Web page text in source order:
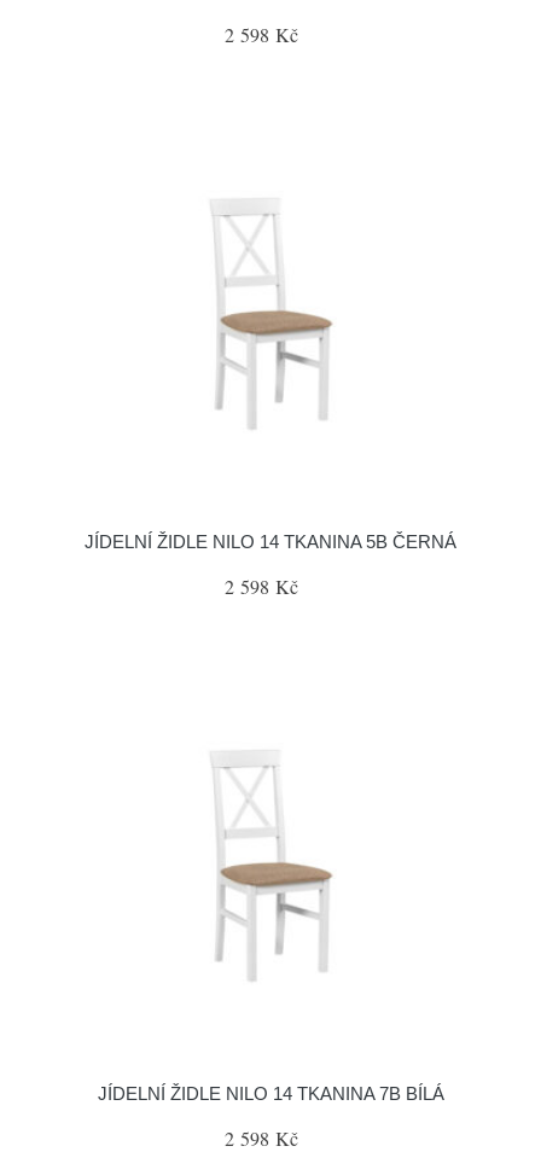
2 598 Kč
JÍDELNÍ ŽIDLE NILO 14 TKANINA 5B ČERNÁ
2 598 Kč
JÍDELNÍ ŽIDLE NILO 14 TKANINA 7B BÍLÁ
2 598 Kč